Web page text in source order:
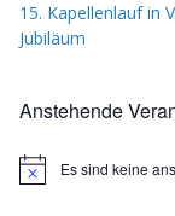
15. Kapellenlauf in
Jubiläum
Anstehende
H
Es sind keine